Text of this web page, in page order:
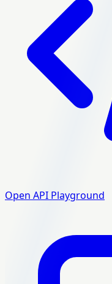
Open API Playground